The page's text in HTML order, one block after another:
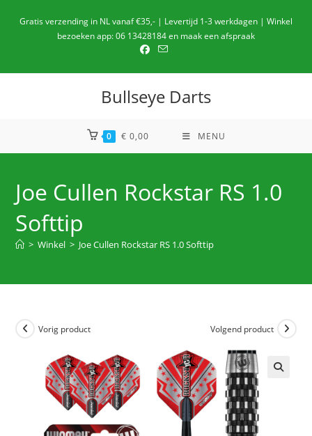
naarGratis verzending in NL vanaf €35,- | Levertijd 1-3 werkdagen | Winkel
bezoeken app: 06 13428184 en maak een afspraak
Bullseye Darts
0 € 0,00 MENU
Joe Cullen Rockstar RS 1.0
Softtip
> Winkel > Joe Cullen Rockstar RS 1.0 Softtip
Vorig product Volgend product